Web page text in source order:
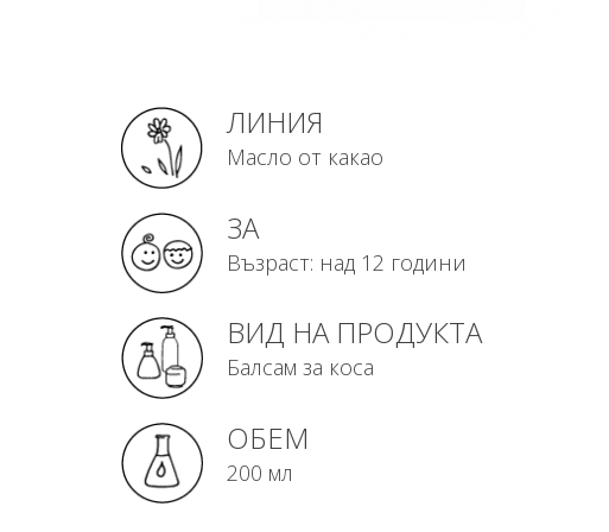
ЛИНИЯ
Масло от какао
ЗА
Възраст: над 12 години
ВИД НА ПРОДУКТА
Балсам за коса
ОБЕМ
200 мл